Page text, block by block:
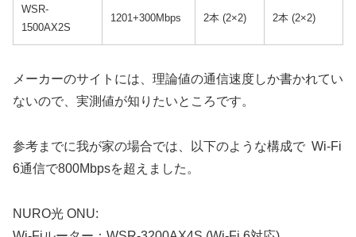
WSR-
1500AX2S
1201+300Mbps 2本 (2×2) 2本 (2×2)
メーカーのサイトには、理論値の通信速度しか書かれてい
ないので、実測値が知りたいところです。
参考までに我が家の場合では、以下のような構成で Wi-Fi
6通信で800Mbpsを超えました。
NURO光 ONU: